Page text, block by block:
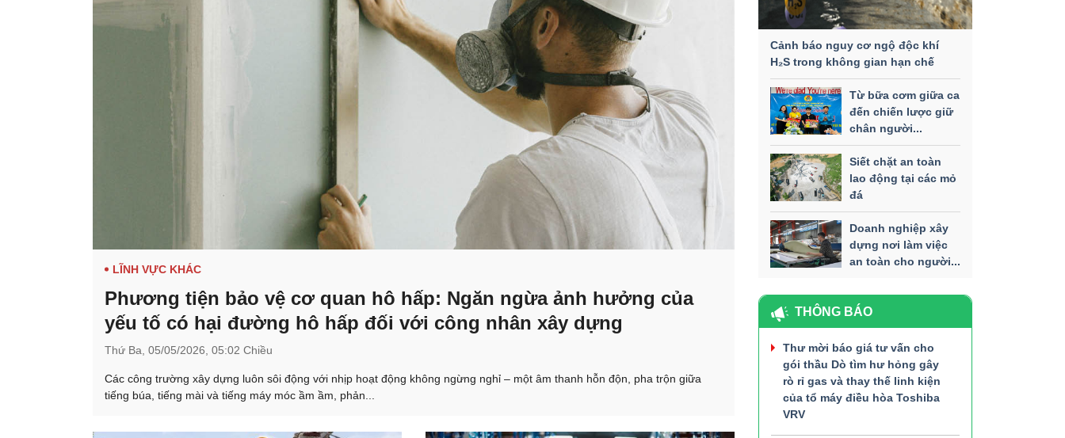
LĨNH VỰC KHÁC
Phương tiện bảo vệ cơ quan hô hấp: Ngăn ngừa ảnh hưởng của
yếu tố có hại đường hô hấp đối với công nhân xây dựng
Thứ Ba, 05/05/2026, 05:02 Chiều
Các công trường xây dựng luôn sôi động với nhịp hoạt động không ngừng nghỉ – một âm thanh hỗn độn, pha trộn giữa
tiếng búa, tiếng mài và tiếng máy móc ầm ầm, phản...
Cảnh báo nguy cơ ngộ độc khí
H₂S trong không gian hạn chế
Từ bữa cơm giữa ca
đến chiến lược giữ
chân người...
Siết chặt an toàn
lao động tại các mỏ
đá
Doanh nghiệp xây
dựng nơi làm việc
an toàn cho người...
THÔNG BÁO
Thư mời báo giá tư vấn cho
gói thầu Dò tìm hư hỏng gây
rò rỉ gas và thay thế linh kiện
của tổ máy điều hòa Toshiba
VRV